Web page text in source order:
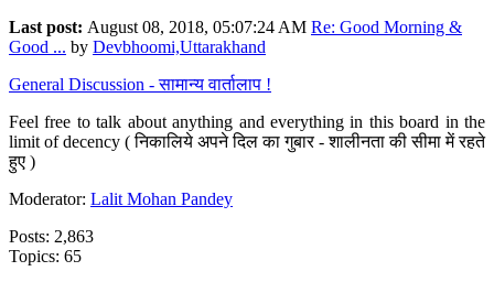
Last post: August 08, 2018, 05:07:24 AM Re: Good Morning &
Good ... by Devbhoomi,Uttarakhand
General Discussion - सामान्य वार्तालाप !
Feel free to talk about anything and everything in this board in the
limit of decency ( निकालिये अपने दिल का गुबार - शालीनता की सीमा में रहते
हुए )
Moderator: Lalit Mohan Pandey
Posts: 2,863
Topics: 65